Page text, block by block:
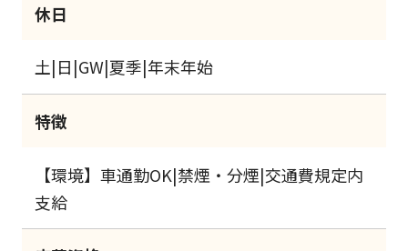
休日
土|日|GW|夏季|年末年始
特徴
【環境】車通勤OK|禁煙・分煙|交通費規定内
支給